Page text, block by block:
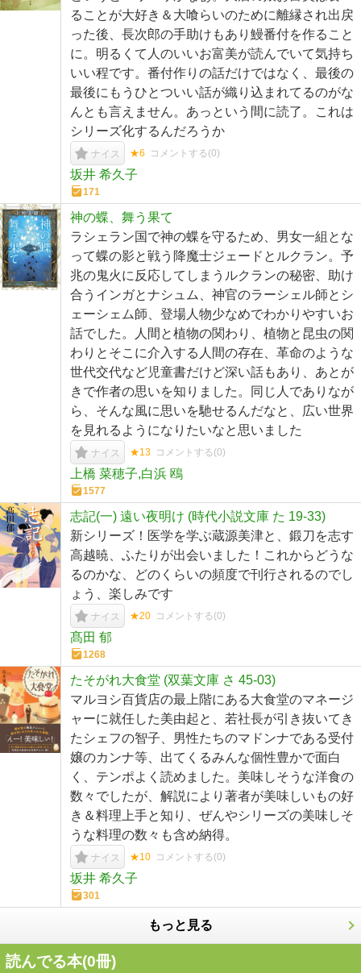
ることが大好き＆大喰らいのために離縁され出戻
った後、長次郎の手助けもあり鰻番付を作ること
に。明るくて人のいいお富美が読んでいて気持ち
いい程です。番付作りの話だけではなく、最後の
最後にもうひとついい話が織り込まれてるのがな
んとも言えません。あっという間に読了。これは
シリーズ化するんだろうか
ナイス ★6 コメントする(0)
坂井 希久子
171
神の蝶、舞う果て
ラシェラン国で神の蝶を守るため、男女一組とな
って蝶の影と戦う降魔士ジェードとルクラン。予
兆の鬼火に反応してしまうルクランの秘密、助け
合うインガとナシュム、神官のラーシェル師とシ
ェーシェム師、登場人物少なめでわかりやすいお
話でした。人間と植物の関わり、植物と昆虫の関
わりとそこに介入する人間の存在、革命のような
世代交代など児童書だけど深い話もあり、あとが
きで作者の思いを知りました。同じ人でありなが
ら、そんな風に思いを馳せるんだなと、広い世界
を見れるようになりたいなと思いました
ナイス ★13 コメントする(0)
上橋 菜穂子,白浜 鴎
1577
志記(一) 遠い夜明け (時代小説文庫 た 19-33)
新シリーズ！医学を学ぶ蔵源美津と、鍛刀を志す
高越暁、ふたりが出会いました！これからどうな
るのかな、どのくらいの頻度で刊行されるのでし
ょう、楽しみです
ナイス ★20 コメントする(0)
髙田 郁
1268
たそがれ大食堂 (双葉文庫 さ 45-03)
マルヨシ百貨店の最上階にある大食堂のマネージ
ャーに就任した美由起と、若社長が引き抜いてき
たシェフの智子、男性たちのマドンナである受付
嬢のカンナ等、出てくるみんな個性豊かで面白
く、テンポよく読めました。美味しそうな洋食の
数々でしたが、解説により著者が美味しいもの好
き＆料理上手と知り、ぜんやシリーズの美味しそ
うな料理の数々も含め納得。
ナイス ★10 コメントする(0)
坂井 希久子
301
もっと見る
読んでる本(0冊)